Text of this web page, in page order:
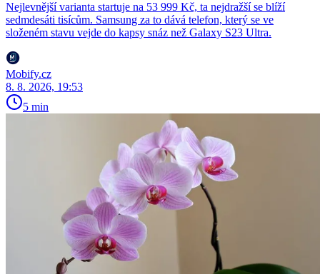
Nejlevnější varianta startuje na 53 999 Kč, ta nejdražší se blíží
sedmdesáti tisícům. Samsung za to dává telefon, který se ve
složeném stavu vejde do kapsy snáz než Galaxy S23 Ultra.
Mobify.cz
8. 8. 2026, 19:53
5 min